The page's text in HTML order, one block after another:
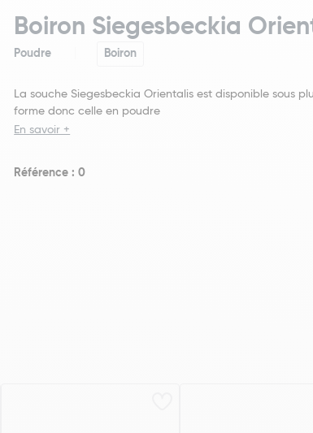
Boiron Siegesbeckia
Poudre Boiron
La souche Siegesbeckia Orientalis est disponible sous
forme donc celle en poudre
En savoir +
Référence : 0